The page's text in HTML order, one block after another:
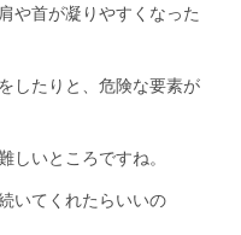
や首が凝りやすくなった
したりと、危険な要素が
しいところですね。
いてくれたらいいの